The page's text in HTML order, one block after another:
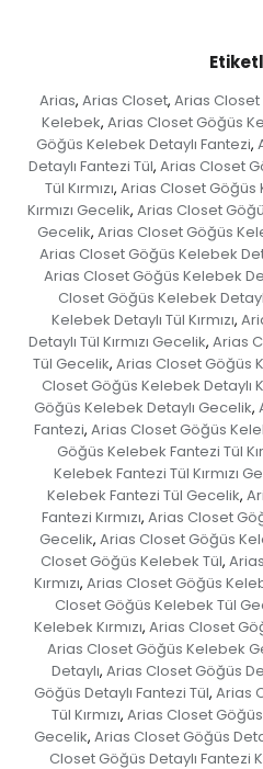
Arias, Arias Closet, Arias Closet
Kelebek, Arias Closet Göğüs
Göğüs Kelebek Detaylı Fantezi,
Detaylı Fantezi Tül, Arias Closet
Tül Kırmızı, Arias Closet Göğüs
Kırmızı Gecelik, Arias Closet
Gecelik, Arias Closet Göğüs
Arias Closet Göğüs Kelebek
Arias Closet Göğüs Kelebek
Closet Göğüs Kelebek
Kelebek Detaylı Tül Kırmızı,
Detaylı Tül Kırmızı Gecelik, Arias
Tül Gecelik, Arias Closet Göğüs
Closet Göğüs Kelebek Detaylı
Göğüs Kelebek Detaylı Gecelik,
Fantezi, Arias Closet Göğüs
Göğüs Kelebek Fantezi Tül
Kelebek Fantezi Tül Kırmızı
Kelebek Fantezi Tül Gecelik,
Fantezi Kırmızı, Arias Closet
Gecelik, Arias Closet Göğüs
Closet Göğüs Kelebek Tül,
Kırmızı, Arias Closet Göğüs
Closet Göğüs Kelebek Tül
Kelebek Kırmızı, Arias Closet
Arias Closet Göğüs Kelebek
Detaylı, Arias Closet Göğüs
Göğüs Detaylı Fantezi Tül, Arias
Tül Kırmızı, Arias Closet Göğüs
Gecelik, Arias Closet Göğüs
Closet Göğüs Detaylı Fantezi